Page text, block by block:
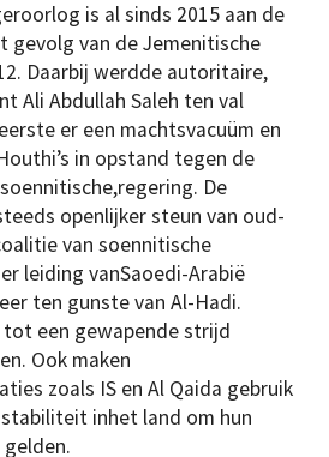
is al sinds 2015 aan de
gevolg van de Jemenitische
Daarbij werdde autoritaire,
Ali Abdullah Saleh ten val
er een machtsvacuüm en
in opstand tegen de
De
openlijker steun van oud-
van soennitische
leiding vanSaoedi-Arabië
ten gunste van Al-Hadi.
een gewapende strijd
Ook maken
zoals IS en Al Qaida gebruik
inhet land om hun